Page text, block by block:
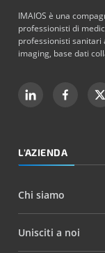
IMAIOS è una
professionisti di
professionisti
imaging, base dati
L'AZIENDA
Chi siamo
Unisciti a noi